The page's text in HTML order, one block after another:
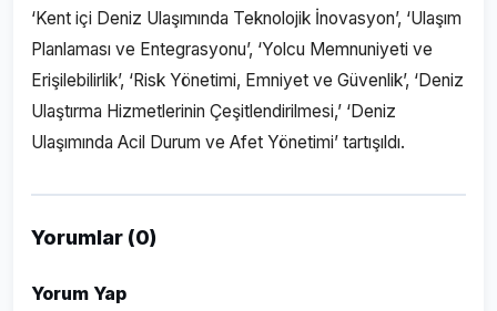
‘Kent içi Deniz Ulaşımında Teknolojik İnovasyon’, ‘Ulaşım
Planlaması ve Entegrasyonu’, ‘Yolcu Memnuniyeti ve
Erişilebilirlik’, ‘Risk Yönetimi, Emniyet ve Güvenlik’, ‘Deniz
Ulaştırma Hizmetlerinin Çeşitlendirilmesi,’ ‘Deniz
Ulaşımında Acil Durum ve Afet Yönetimi’ tartışıldı.
Yorumlar (0)
Yorum Yap